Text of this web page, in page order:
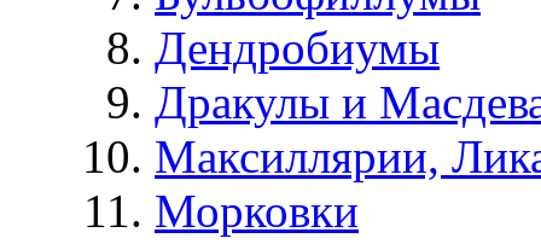
Дендробиумы
Дракулы и
Максиллярии,
Морковки